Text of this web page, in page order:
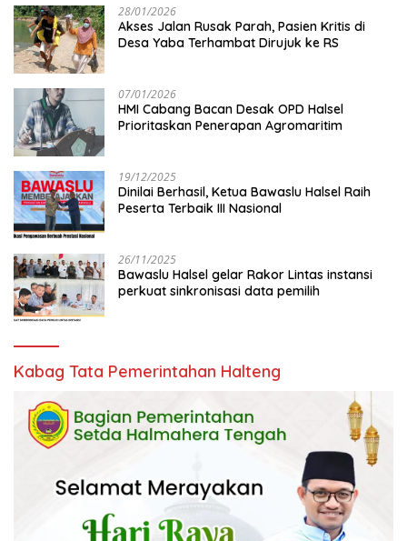
28/01/2026
Akses Jalan Rusak Parah, Pasien Kritis di
Desa Yaba Terhambat Dirujuk ke RS
07/01/2026
HMI Cabang Bacan Desak OPD Halsel
Prioritaskan Penerapan Agromaritim
19/12/2025
Dinilai Berhasil, Ketua Bawaslu Halsel Raih
Peserta Terbaik III Nasional
26/11/2025
Bawaslu Halsel gelar Rakor Lintas instansi
perkuat sinkronisasi data pemilih
Kabag Tata Pemerintahan Halteng